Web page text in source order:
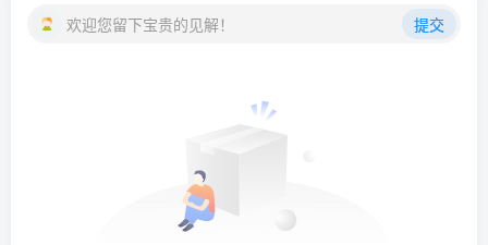
欢迎您留下宝贵的见解！ 提交